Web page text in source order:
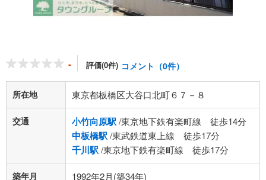
- 評価(0件) コメント（0件）
所在地 東京都板橋区大谷口北町６７－８
交通 小竹向原駅/東京地下鉄有楽町線 徒歩14分
中板橋駅/東武鉄道東上線 徒歩17分
千川駅/東京地下鉄有楽町線 徒歩17分
築年月 1992年2月(築34年)